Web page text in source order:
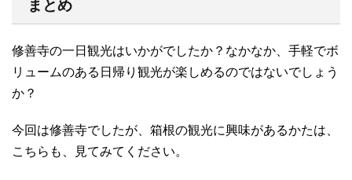
まとめ
修善寺の一日観光はいかがでしたか？なかなか、手軽でボ
リュームのある日帰り観光が楽しめるのではないでしょう
か？
今回は修善寺でしたが、箱根の観光に興味があるかたは、
こちらも、見てみてください。